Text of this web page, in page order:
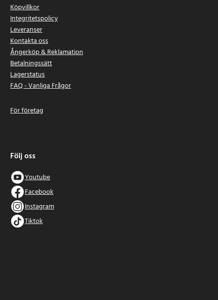
Köpvillkor
Integritetspolicy
Leveranser
Kontakta oss
Ångerköp & Reklamation
Betalningssätt
Lagerstatus
FAQ - Vanliga Frågor
För företag
Följ oss
Youtube
Facebook
Instagram
Tiktok